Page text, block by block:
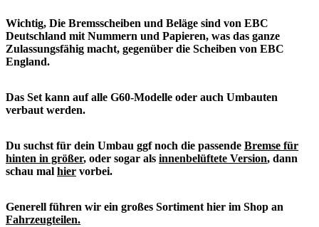
Wichtig, Die Bremsscheiben und Beläge sind von EBC
Deutschland mit Nummern und Papieren, was das ganze
Zulassungsfähig macht, gegenüber die Scheiben von EBC
England.
Das Set kann auf alle G60-Modelle oder auch Umbauten
verbaut werden.
Du suchst für dein Umbau ggf noch die passende Bremse für
hinten in größer, oder sogar als innenbelüftete Version, dann
schau mal hier vorbei.
Generell führen wir ein großes Sortiment hier im Shop an
Fahrzeugteilen.